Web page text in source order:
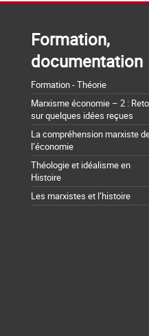
Formation,
documentation
Formation - Théorie
Marxisme économie – 2 :
sur quelques idées reçues
La compréhension marxiste
l’économie
Théologie et idéalisme en
Histoire
Les marxistes et l’histoire